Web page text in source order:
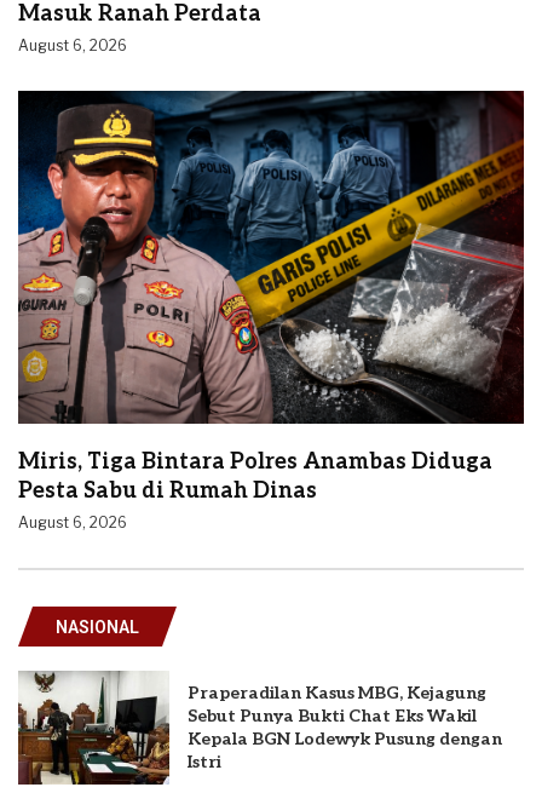
Masuk Ranah Perdata
August 6, 2026
Miris, Tiga Bintara Polres Anambas Diduga
Pesta Sabu di Rumah Dinas
August 6, 2026
NASIONAL
Praperadilan Kasus MBG, Kejagung
Sebut Punya Bukti Chat Eks Wakil
Kepala BGN Lodewyk Pusung dengan
Istri